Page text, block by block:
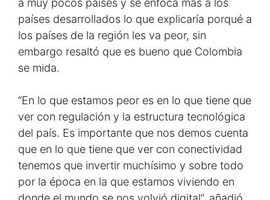
a muy pocos países y se enfoca más a los
países desarrollados lo que explicaría porqué a
los países de la región les va peor, sin
embargo resaltó que es bueno que Colombia
se mida.
“En lo que estamos peor es en lo que tiene que
ver con regulación y la estructura tecnológica
del país. Es importante que nos demos cuenta
que en lo que tiene que ver con conectividad
tenemos que invertir muchísimo y sobre todo
por la época en la que estamos viviendo en